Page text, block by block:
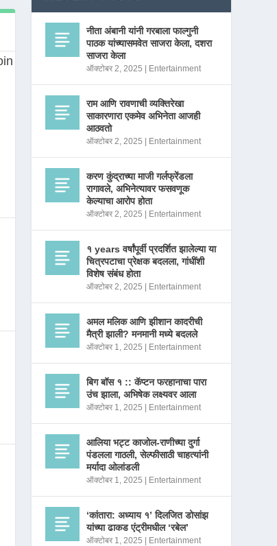
नीता अंबानी यांनी गरबाला फाल्गुनी
पाठक यांच्यासमवेत साजरा केला, दशरा
साजरा केला
ऑक्टोबर 2, 2025 Entertainment
राम आणि रावणाची व्यक्तिरेखा
साकारणारा एकमेव अभिनेता आजही
आठवतो
ऑक्टोबर 2, 2025 Entertainment
करण कुंद्राच्या माजी गर्लफ्रेंडला
रागावले, अभिनेत्यावर फसवणूक
केल्याचा आरोप होता
ऑक्टोबर 2, 2025 Entertainment
१ years वर्षांपूर्वी प्रदर्शित झालेल्या या
चित्रपटाचा प्रेक्षक बदलला, गांधींशी
विशेष संबंध होता
ऑक्टोबर 2, 2025 Entertainment
अमल मलिक आणि झीशान कादरीची
मैत्री झाली? मनमानी मध्ये बदलले
ऑक्टोबर 1, 2025 Entertainment
बिग बॉस १ :: कॅप्टन फरहानाचा पारा
उंच झाला, अभिषेक लक्ष्यवर आला
ऑक्टोबर 1, 2025 Entertainment
आलिया भट्ट काजोल-राणीच्या दुर्गा
पंडलला गाठली, सेल्फीसाठी चाहत्यांनी
मर्यादा ओलांडली
ऑक्टोबर 1, 2025 Entertainment
‘कांतारा: अध्याय १’ दिलजित डोसांझ
यांच्या ढाकड एंट्रीमधील ‘रबेल’
ऑक्टोबर 1, 2025 Entertainment